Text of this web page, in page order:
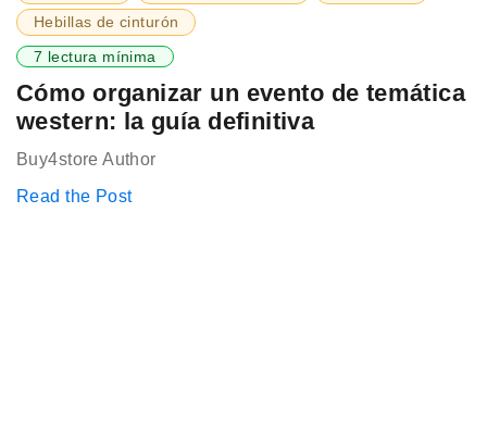
Hebillas de cinturón
7 lectura mínima
Cómo organizar un evento de temática
western: la guía definitiva
Buy4store Author
Read the Post